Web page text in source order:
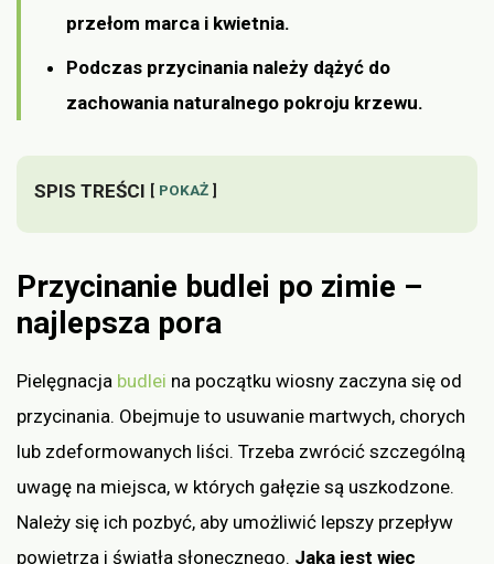
przełom marca i kwietnia.
Podczas przycinania należy dążyć do
zachowania naturalnego pokroju krzewu.
SPIS TREŚCI POKAŻ
Przycinanie budlei po zimie –
najlepsza pora
Pielęgnacja budlei na początku wiosny zaczyna się od
przycinania. Obejmuje to usuwanie martwych, chorych
lub zdeformowanych liści. Trzeba zwrócić szczególną
uwagę na miejsca, w których gałęzie są uszkodzone.
Należy się ich pozbyć, aby umożliwić lepszy przepływ
powietrza i światła słonecznego. Jaka jest więc